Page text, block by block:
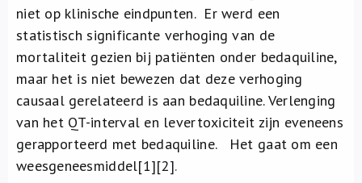
niet op klinische eindpunten. Er werd een
statistisch significante verhoging van de
mortaliteit gezien bij patiënten onder bedaquiline,
maar het is niet bewezen dat deze verhoging
causaal gerelateerd is aan bedaquiline. Verlenging
van het QT-interval en levertoxiciteit zijn eveneens
gerapporteerd met bedaquiline. Het gaat om een
weesgeneesmiddel[1][2].